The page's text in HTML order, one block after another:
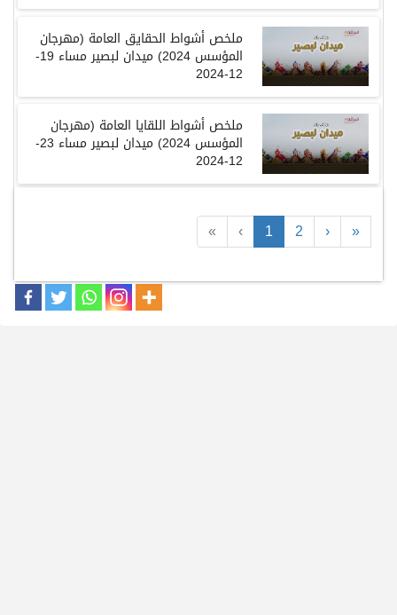
« ‹ 1 2 › »
ملخص أشواط الحقايق العامة (مهرجان
المؤسس 2024) ميدان لبصير مساء 19-
12-2024
ملخص أشواط اللقايا العامة (مهرجان
المؤسس 2024) ميدان لبصير مساء 23-
12-2024